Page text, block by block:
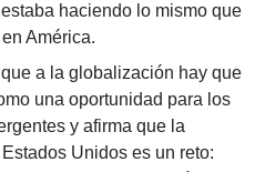
haciendo lo mismo que
América.
la globalización hay que
una oportunidad para los
y afirma que la
Unidos es un reto: